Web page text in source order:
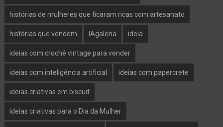
histórias de mulheres que ficaram ricas com artesanato
histórias que vendem IAgaleria ideia
ideias com crochê vintage para vender
ideias com inteligência artificial ideias com papercrete
ideias criativas em biscuit
ideias criativas para o Dia da Mulher